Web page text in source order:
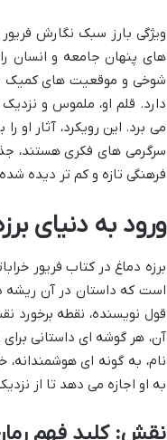
ویژگی بارز سبک نگارش
های پنهان جامعه و انسان
شوخی و موقعیت های کمیک می
دارد. قلم او، ملموس و
می برد. این رویکرد، آثار او
سرگرمی های فکری هستند،
فرهنگی تازه و کم تر دیده
ورود به دنیای
برزه دماغ در کتاب فریور
است که داستان در آن ریشه
قول نویسنده، نقطه برخورد
آن، هر گوشه ای داستانی
نام، به گونه ای
به او اجازه می دهد تا از
نقش: کلید فهم